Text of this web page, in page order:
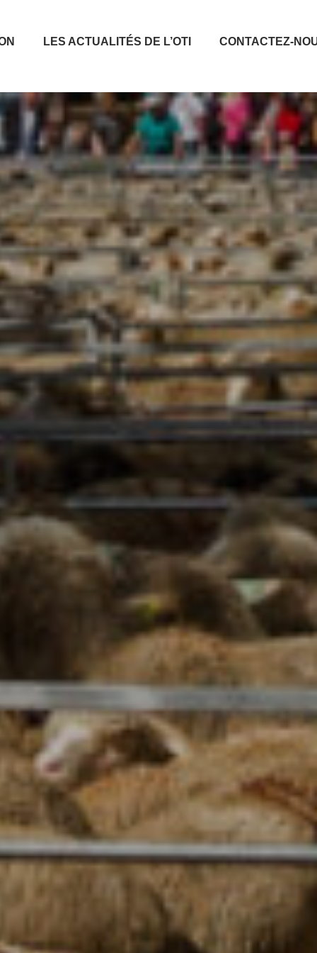
LES ACTUALITÉS DE L’OTI CONTACTEZ-